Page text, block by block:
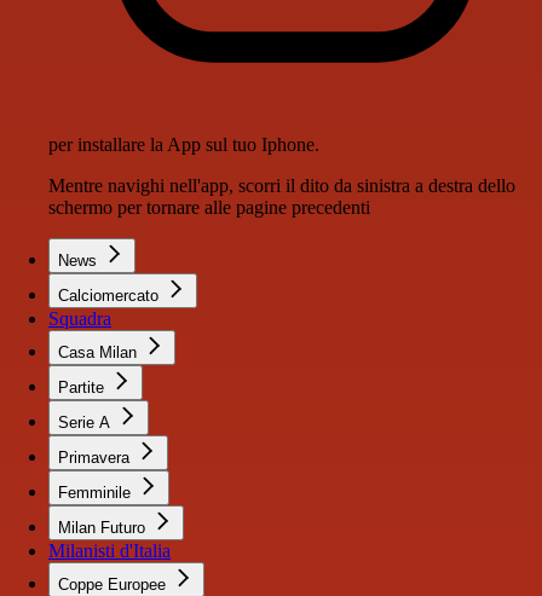
per installare la App sul tuo Iphone.
Mentre navighi nell'app, scorri il dito da sinistra a destra dello
schermo per tornare alle pagine precedenti
News
Calciomercato
Squadra
Casa Milan
Partite
Serie A
Primavera
Femminile
Milan Futuro
Milanisti d'Italia
Coppe Europee